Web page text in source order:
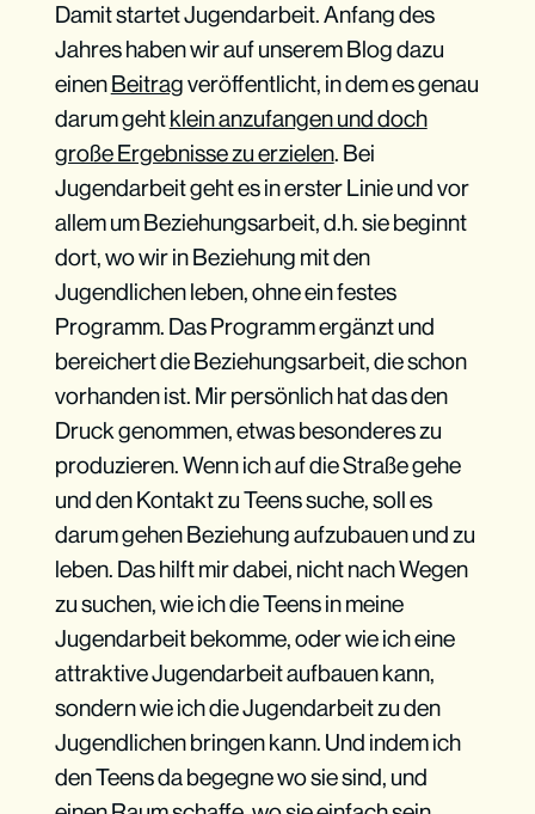
Damit startet Jugendarbeit. Anfang des
Jahres haben wir auf unserem Blog dazu
einenBeitragveröffentlicht, in dem es genau
darum gehtklein anzufangen und doch
große Ergebnisse zu erzielen. Bei
Jugendarbeit geht es in erster Linie und vor
allem um Beziehungsarbeit, d.h. sie beginnt
dort, wo wir in Beziehung mit den
Jugendlichen leben, ohne ein festes
Programm. Das Programm ergänzt und
bereichert die Beziehungsarbeit, die schon
vorhanden ist. Mir persönlich hat das den
Druck genommen, etwas besonderes zu
produzieren. Wenn ich auf die Straße gehe
und den Kontakt zu Teens suche, soll es
darum gehen Beziehung aufzubauen und zu
leben. Das hilft mir dabei, nicht nach Wegen
zu suchen, wie ich die Teens in meine
Jugendarbeit bekomme, oder wie ich eine
attraktive Jugendarbeit aufbauen kann,
sondern wie ich die Jugendarbeit zu den
Jugendlichen bringen kann. Und indem ich
den Teens da begegne wo sie sind, und